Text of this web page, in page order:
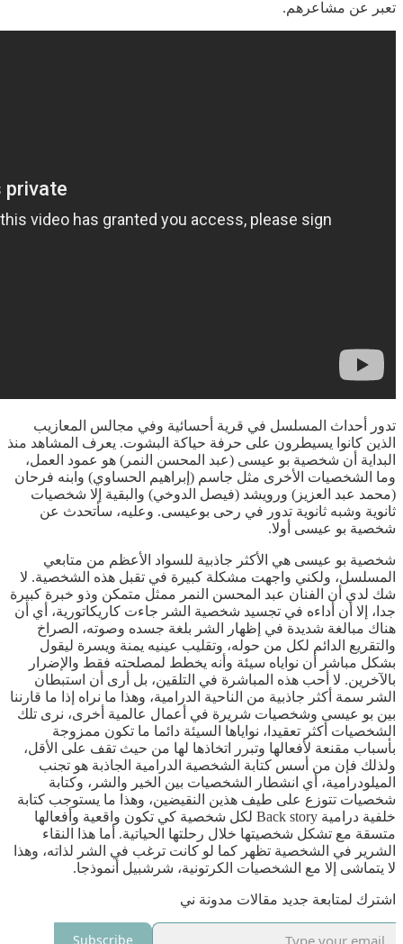
تعبر عن مشاعرهم.
تدور أحداث المسلسل في قرية أحسائية وفي مجالس المعازيب
الذين كانوا يسيطرون على حرفة حياكة البشوت. يعرف المشاهد منذ
البداية أن شخصية بو عيسى (عبد المحسن النمر) هو عمود العمل،
وما الشخصيات الأخرى مثل جاسم (إبراهيم الحساوي) وابنه فرحان
(محمد عبد العزيز) ورويشد (فيصل الدوخي) والبقية إلا شخصيات
ثانوية وشبه ثانوية تدور في رحى بوعيسى. وعليه، سأتحدث عن
شخصية بو عيسى أولا.
شخصية بو عيسى هي الأكثر جاذبية للسواد الأعظم من متابعي
المسلسل، ولكني واجهت مشكلة كبيرة في تقبل هذه الشخصية. لا
شك لدي أن الفنان عبد المحسن النمر ممثل متمكن وذو خبرة كبيرة
جدا، إلا أن أداءه في تجسيد شخصية الشر جاءت كاريكاتورية، أي أن
هناك مبالغة شديدة في إظهار الشر بلغة جسده وصوته، الصراخ
والتقريع الدائم لكل من حوله، وتقليب عينيه يمنة ويسرة ليقول
بشكل مباشر أن نواياه سيئة وأنه يخطط لمصلحته فقط والإضرار
بالآخرين. لا أحب هذه المباشرة في التلقين، بل أرى أن استبطان
الشر سمة أكثر جاذبية من الناحية الدرامية، وهذا ما نراه إذا ما قارننا
بين بو عيسى وشخصيات شريرة في أعمال عالمية أخرى، نرى تلك
الشخصيات أكثر تعقيدا، نواياها السيئة دائما ما تكون ممزوجة
بأسباب مقنعة لأفعالها وتبرر اتخاذها لها من حيث تقف على الأقل،
ولذلك فإن من أسس كتابة الشخصية الدرامية الجاذبة هو تجنب
الميلودرامية، أي انشطار الشخصيات بين الخير والشر، وكتابة
شخصيات تتوزع على طيف هذين النقيضين، وهذا ما يستوجب كتابة
خلفية درامية Back story لكل شخصية كي تكون واقعية وأفعالها
متسقة مع تشكل شخصيتها خلال رحلتها الحياتية. أما هذا النقاء
الشرير في الشخصية تظهر كما لو كانت ترغب في الشر لذاته، وهذا
لا يتماشى إلا مع الشخصيات الكرتونية، شرشبيل أنموذجا.
اشترك لمتابعة جديد مقالات مدونة ني
Subscribe